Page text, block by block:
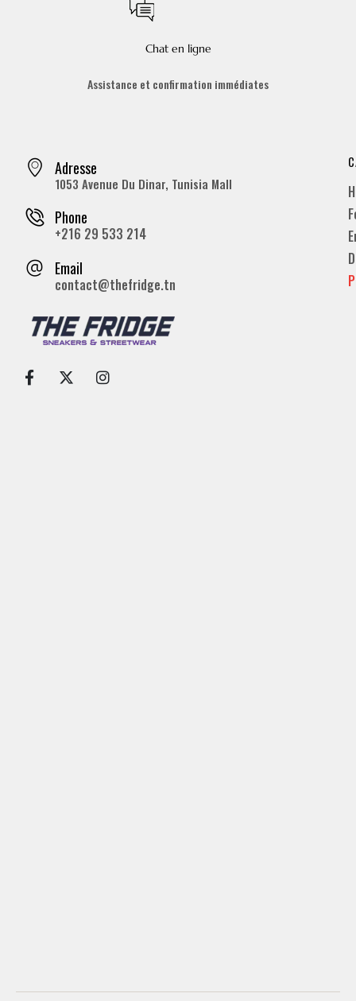
Chat en ligne
Assistance et confirmation immédiates
Adresse
1053 Avenue Du Dinar, Tunisia Mall
Phone
+216 29 533 214
Email
contact@thefridge.tn